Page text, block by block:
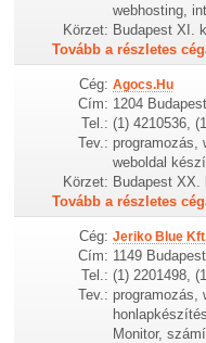
webhosting,
Körzet: Budapest XI.
Tovább a részletes
Cég: Agocs.Hu
Cím: 1204
Tel.: (1) 4210536,
Tev.: programozás,
weboldal
Körzet: Budapest XX.
Tovább a részletes
Cég: Jeriko Blue
Cím: 1149
Tel.: (1) 2201498,
Tev.: programozás,
Monitor,